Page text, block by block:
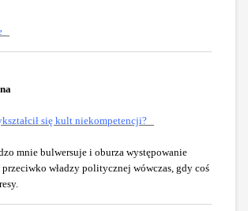
się kult niekompetencji?
mnie bulwersuje i oburza występowanie
władzy politycznej wówczas, gdy coś